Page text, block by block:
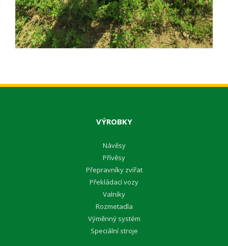
VÝROBKY
Návěsy
Přívěsy
Přepravníky zvířat
Překládací vozy
Valníky
Rozmetadla
Výměnný systém
Speciální stroje